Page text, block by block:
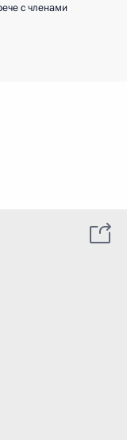
с членами